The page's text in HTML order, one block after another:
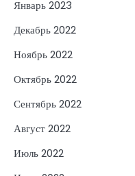
Январь 2023
Декабрь 2022
Ноябрь 2022
Октябрь 2022
Сентябрь 2022
Август 2022
Июль 2022